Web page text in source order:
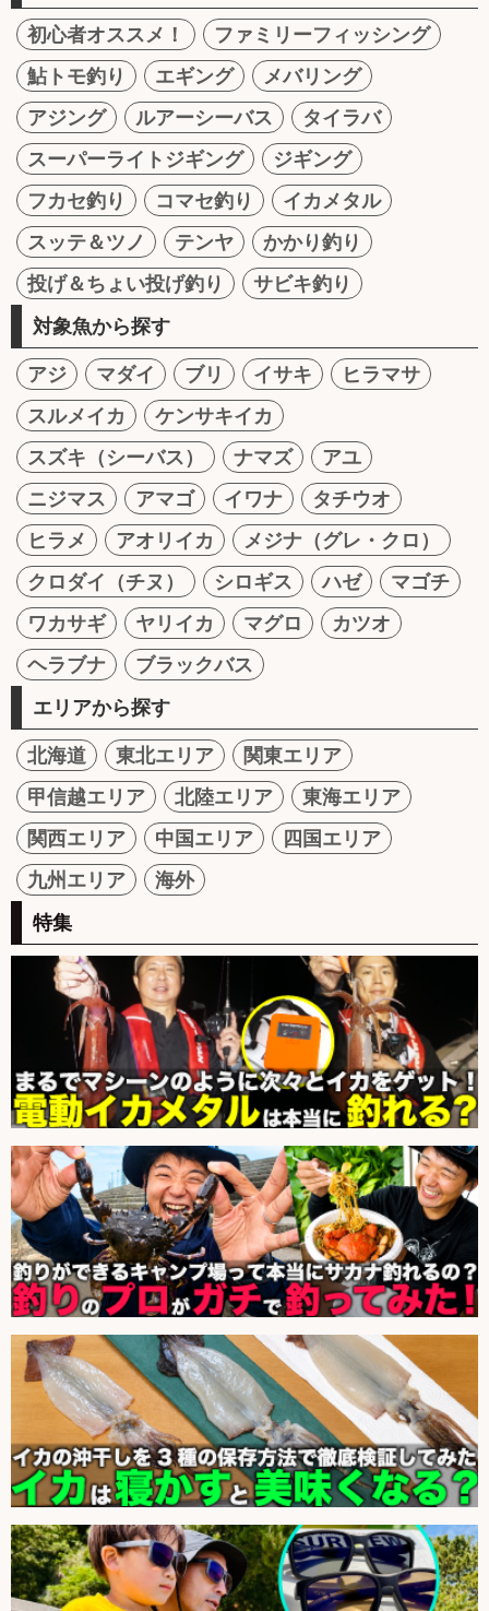
初心者オススメ！
ファミリーフィッシング
鮎トモ釣り
エギング
メバリング
アジング
ルアーシーバス
タイラバ
スーパーライトジギング
ジギング
フカセ釣り
コマセ釣り
イカメタル
スッテ＆ツノ
テンヤ
かかり釣り
投げ＆ちょい投げ釣り
サビキ釣り
対象魚から探す
アジ マダイ ブリ イサキ
ヒラマサ
スルメイカ
ケンサキイカ
スズキ（シーバス）
ナマズ
アユ
ニジマス
アマゴ イワナ
タチウオ
ヒラメ
アオリイカ
メジナ（グレ・クロ）
クロダイ（チヌ）
シロギス ハゼ
マゴチ
ワカサギ
ヤリイカ マグロ
カツオ
ヘラブナ
ブラックバス
エリアから探す
北海道 東北エリア
関東エリア
甲信越エリア
北陸エリア
東海エリア
関西エリア
中国エリア
四国エリア
九州エリア
海外
特集